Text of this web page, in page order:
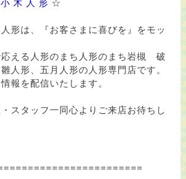
小 木 人 形 ☆
、『お客さまに喜びを』をモッ
る人形のまち人形のまち岩槻 破
人形、五月人形の人形専門店です。
配信いたします。
ッフ一同心よりご来店お待ちし